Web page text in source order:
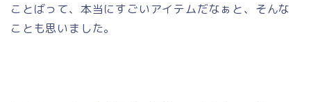
ことばって、本当にすごいアイテムだなぁと、そんな
ことも思いました。